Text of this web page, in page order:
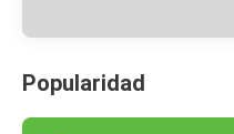
Popularidad